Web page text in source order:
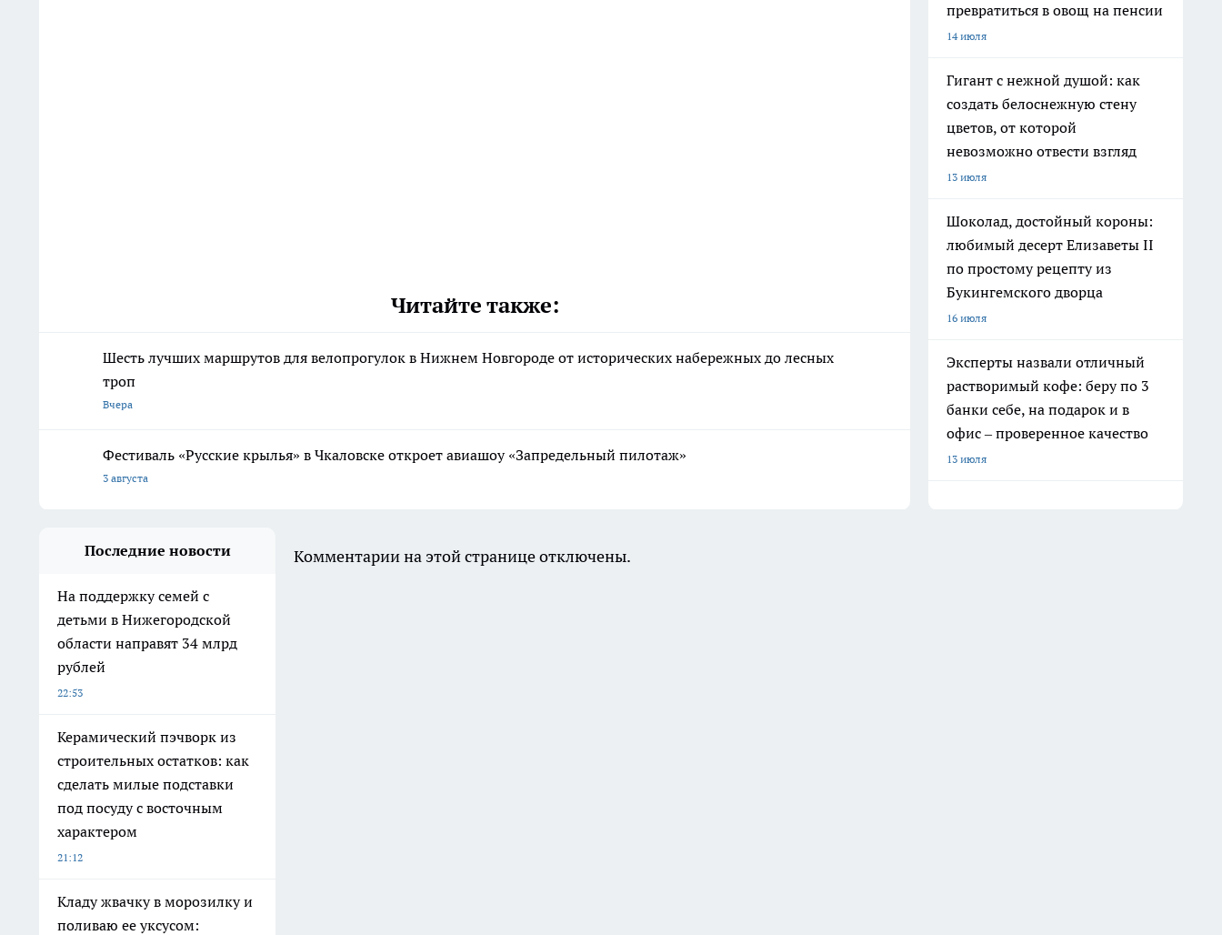
Читайте также:
Шесть лучших маршрутов для велопрогулок в Нижнем Новгороде от исторических набережных до лесных
троп
Вчера
Фестиваль «Русские крылья» в Чкаловске откроет авиашоу «Запредельный пилотаж»
3 августа
превратиться в овощ на пенсии
14 июля
Гигант с нежной душой: как
создать белоснежную стену
цветов, от которой
невозможно отвести взгляд
13 июля
Шоколад, достойный короны:
любимый десерт Елизаветы II
по простому рецепту из
Букингемского дворца
16 июля
Эксперты назвали отличный
растворимый кофе: беру по 3
банки себе, на подарок и в
офис – проверенное качество
13 июля
Последние новости
На поддержку семей с
детьми в Нижегородской
области направят 34 млрд
рублей
22:53
Керамический пэчворк из
строительных остатков: как
сделать милые подставки
под посуду с восточным
характером
21:12
Кладу жвачку в морозилку и
поливаю ее уксусом:
Комментарии на этой странице отключены.